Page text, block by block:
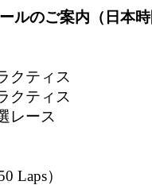
ルのご案内（日本
クティス
クティス
レース
Laps）